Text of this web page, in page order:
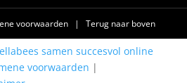
voorwaarden | Terug naar boven
samen succesvol online
voorwaarden |